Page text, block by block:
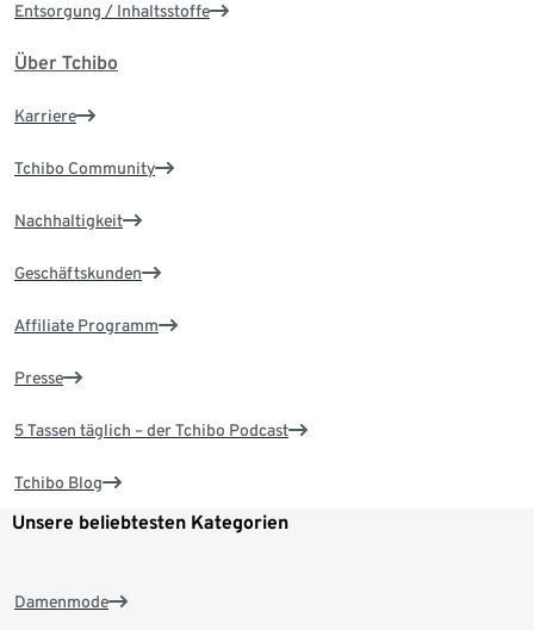
Entsorgung / Inhaltsstoffe
Über Tchibo
Karriere
Tchibo Community
Nachhaltigkeit
Geschäftskunden
Affiliate Programm
Presse
5 Tassen täglich – der Tchibo Podcast
Tchibo Blog
Unsere beliebtesten Kategorien
Damenmode